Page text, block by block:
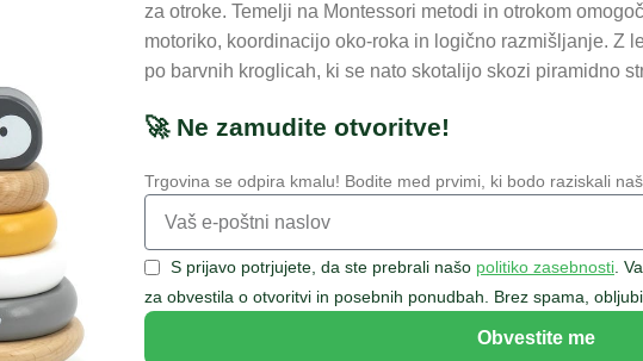
za otroke. Temelji na Montessori metodi in otrokom
motoriko, koordinacijo oko-roka in logično razmišljanje. Z
po barvnih kroglicah, ki se nato skotalijo skozi piramidno
🚀 Ne zamudite otvoritve!
Trgovina se odpira kmalu! Bodite med prvimi, ki bodo raziskali
S prijavo potrjujete, da ste prebrali našo politiko zasebnosti .
za obvestila o otvoritvi in posebnih ponudbah. Brez spama,
Obvestite me